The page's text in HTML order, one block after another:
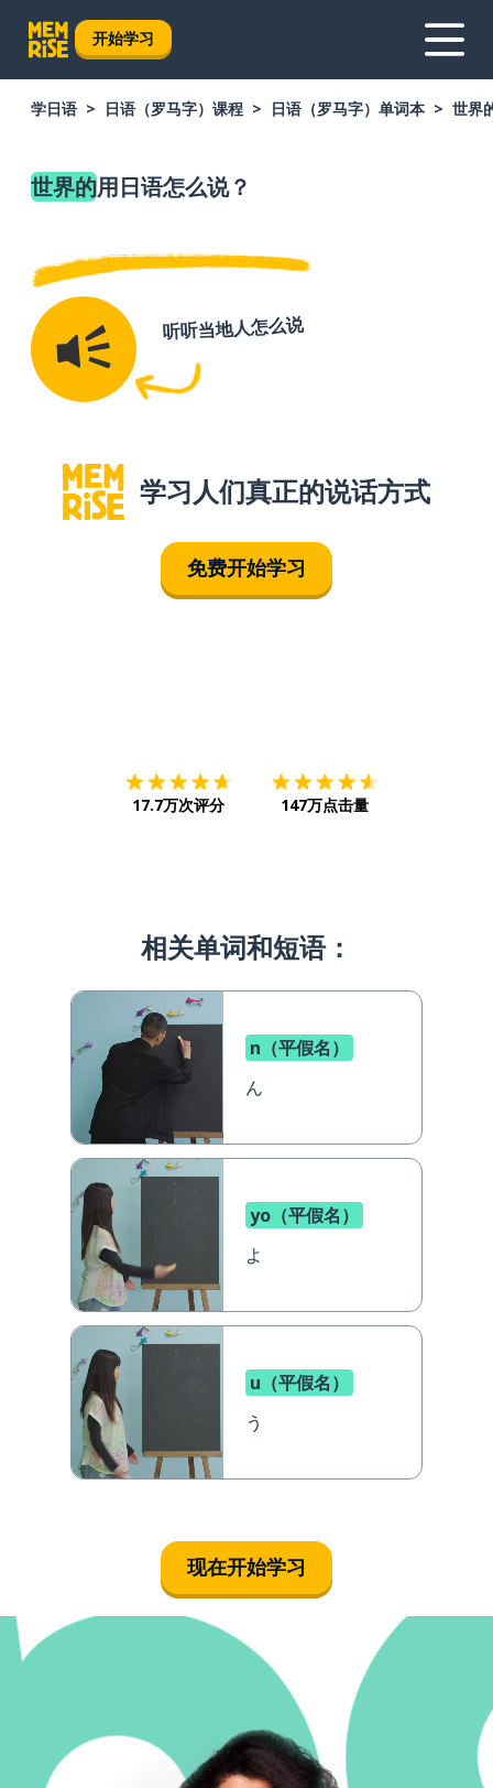
开始学习
学日语 日语（罗马字）课程 日语（罗马字）单词本 世界
世界的用日语怎么说？
听听当地人怎么说
学习人们真正的说话方式
免费开始学习
17.7万次评分 147万点击量
相关单词和短语：
n（平假名）
ん
yo（平假名）
よ
u（平假名）
う
现在开始学习